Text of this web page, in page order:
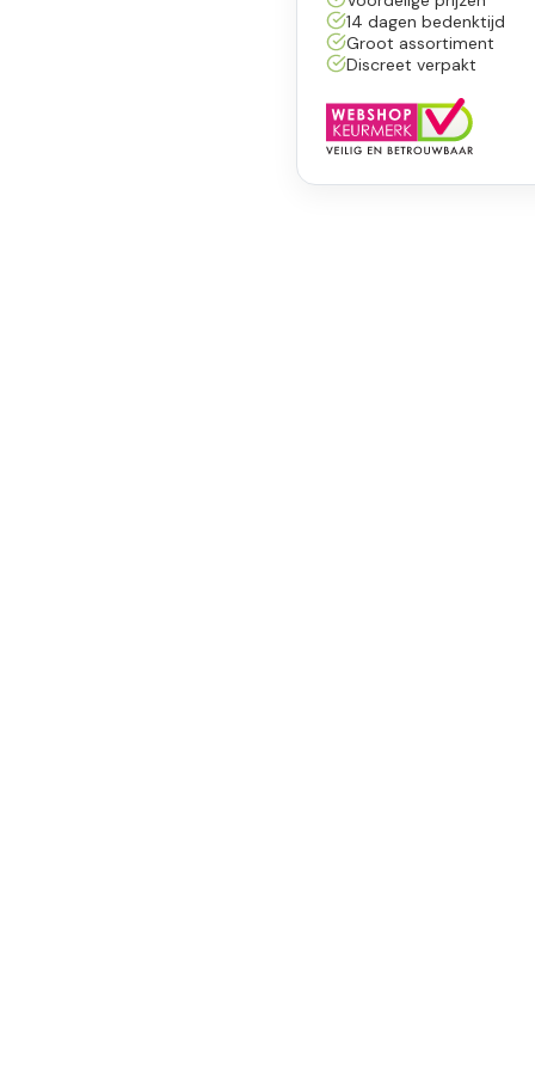
14 dagen bedenktijd
Groot assortiment
Discreet verpakt